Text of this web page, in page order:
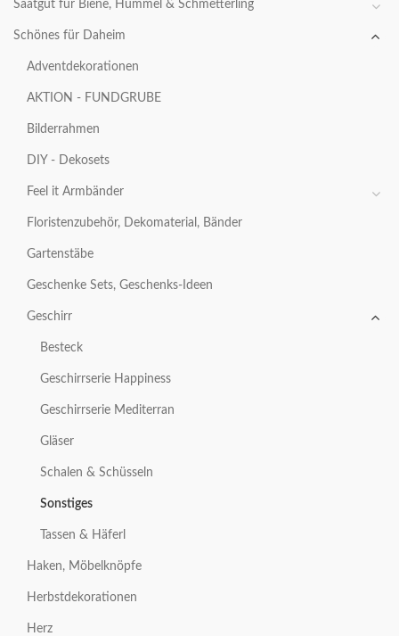
Saatgut für Biene, Hummel & Schmetterling
Schönes für Daheim
Adventdekorationen
AKTION - FUNDGRUBE
Bilderrahmen
DIY - Dekosets
Feel it Armbänder
Floristenzubehör, Dekomaterial, Bänder
Gartenstäbe
Geschenke Sets, Geschenks-Ideen
Geschirr
Besteck
Geschirrserie Happiness
Geschirrserie Mediterran
Gläser
Schalen & Schüsseln
Sonstiges
Tassen & Häferl
Haken, Möbelknöpfe
Herbstdekorationen
Herz